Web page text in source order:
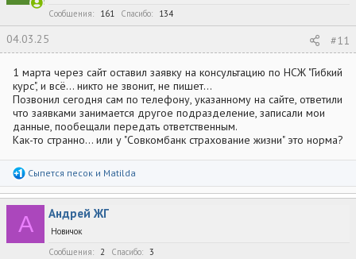
Сообщения
161 Спасибо 134
04.03.25 #11
1 марта через сайт оставил заявку на консультацию по НСЖ "Гибкий
курс", и всё... никто не звонит, не пишет...
Позвонил сегодня сам по телефону, указанному на сайте, ответили
что заявками занимается другое подразделение, записали мои
данные, пообещали передать ответственным.
Как-то странно... или у "Совкомбанк страхование жизни" это норма?
Р
а
к
ц
и
Сыпется песок и Matilda
А Андрей ЖГ
Новичок
Сообщения
2 Спасибо 3